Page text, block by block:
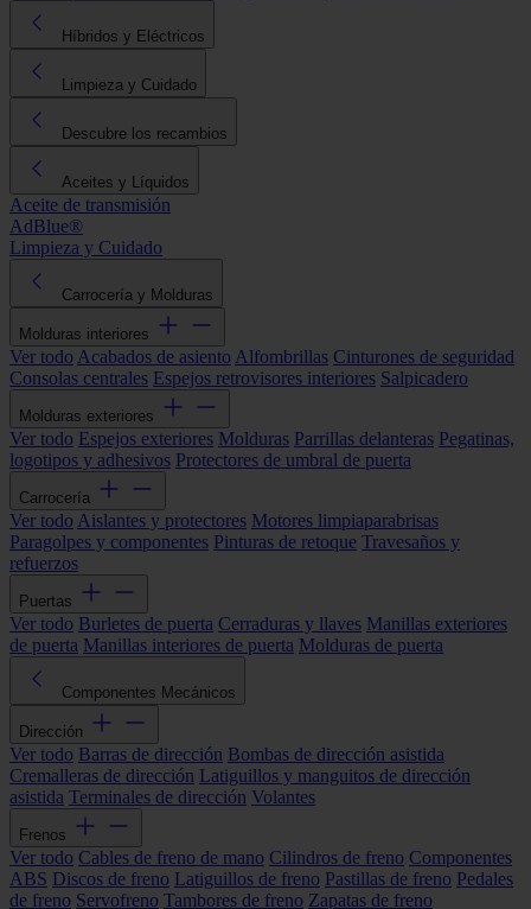
Híbridos y Eléctricos
Limpieza y Cuidado
Descubre los recambios
Aceites y Líquidos
Aceite de transmisión
AdBlue®
Limpieza y Cuidado
Carrocería y Molduras
Molduras interiores
Ver todo Acabados de asiento Alfombrillas Cinturones de seguridad
Consolas centrales Espejos retrovisores interiores Salpicadero
Molduras exteriores
Ver todo Espejos exteriores Molduras Parrillas delanteras Pegatinas,
logotipos y adhesivos Protectores de umbral de puerta
Carrocería
Ver todo Aislantes y protectores Motores limpiaparabrisas
Paragolpes y componentes Pinturas de retoque Travesaños y
refuerzos
Puertas
Ver todo Burletes de puerta Cerraduras y llaves Manillas exteriores
de puerta Manillas interiores de puerta Molduras de puerta
Componentes Mecánicos
Dirección
Ver todo Barras de dirección Bombas de dirección asistida
Cremalleras de dirección Latiguillos y manguitos de dirección
asistida Terminales de dirección Volantes
Frenos
Ver todo Cables de freno de mano Cilindros de freno Componentes
ABS Discos de freno Latiguillos de freno Pastillas de freno Pedales
de freno Servofreno Tambores de freno Zapatas de freno